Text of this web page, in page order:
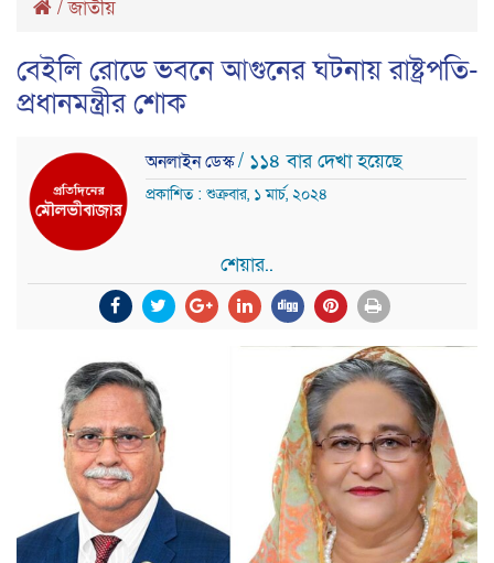
/জাতীয়
বেইলি রোডে ভবনে আগুনের ঘটনায় রাষ্ট্রপতি-
প্রধানমন্ত্রীর শোক
অনলাইন ডেস্ক/ ১১৪ বার দেখা হয়েছে
প্রকাশিত : শুক্রবার, ১ মার্চ, ২০২৪
শেয়ার..